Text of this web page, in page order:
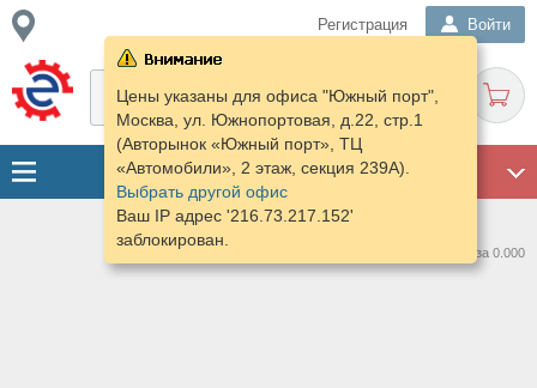
Регистрация Войти
Цены указаны для офиса "Южный порт",
Москва, ул. Южнопортовая, д.22, стр.1
(Авторынок «Южный порт», ТЦ
«Автомобили», 2 этаж, секция 239А).
Выбрать другой офис
Ваш IP адрес '216.73.217.152'
заблокирован.
Нашлось предложений: 0 за 0.000